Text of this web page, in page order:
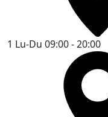
1 Lu-Du 09:00 - 20:00